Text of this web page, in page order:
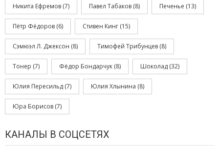
Никита Ефремов (7) Павел Табаков (8) Печенье (13)
Пётр Фёдоров (6) Стивен Кинг (15)
Сэмюэл Л. Джексон (8) Тимофей Трибунцев (8)
Тонер (7) Фёдор Бондарчук (8) Шоколад (32)
Юлия Пересильд (7) Юлия Хлынина (8)
Юра Борисов (7)
КАНАЛЫ В СОЦСЕТЯХ